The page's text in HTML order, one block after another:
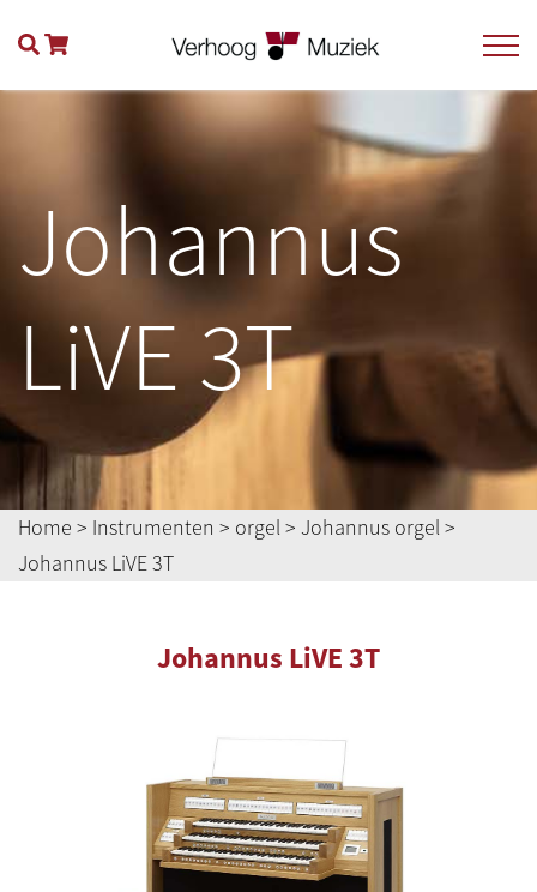
Johannus
LiVE 3T
Home > Instrumenten > orgel> Johannus orgel>
Johannus LiVE 3T
Johannus LiVE 3T